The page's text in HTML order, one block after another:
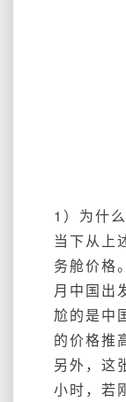
1）为什
当下从上
务舱价格
月中国出
尬的是中
的价格推
另外，这
小时，若